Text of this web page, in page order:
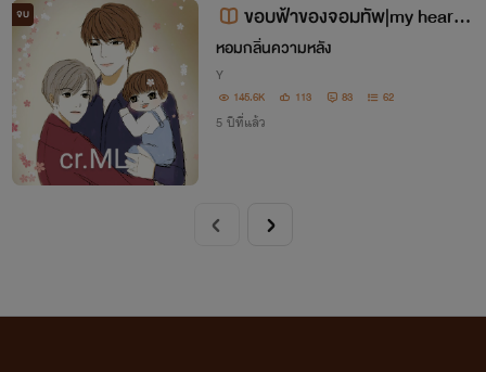
จบ
ขอบฟ้าของจอมทัพ|my heart d
elivery
หอมกลิ่นความหลัง
Y
145.6K 113 83 62
5 ปีที่แล้ว